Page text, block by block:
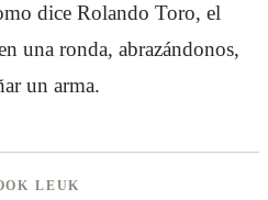
dice Rolando Toro, el
una ronda, abrazándonos,
un arma.
LEUK